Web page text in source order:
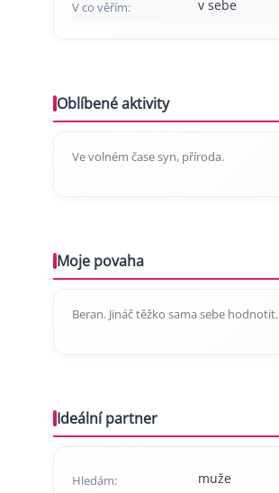
V co věřím: v sebe
Oblíbené aktivity
Ve volném čase syn, příroda.
Moje povaha
Beran. Jináč těžko sama sebe hodnotit.
Ideální partner
Hledám: muže